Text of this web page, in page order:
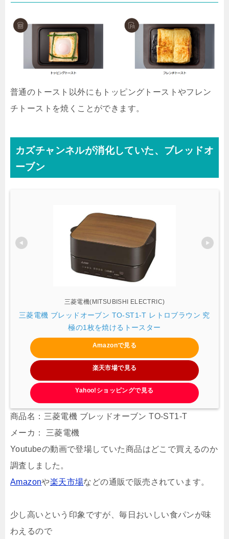
普通のトースト以外にもトッピングトーストやフレン
チトーストを焼くことができます。
カズチャンネルが消化していた、ブレッドオ
ーブン
三菱電機(MITSUBISHI ELECTRIC)
三菱電機 ブレッドオーブン TO-ST1-T レトロブラウン 究
極の1枚を焼けるトースター
Amazonで見る
楽天市場で見る
Yahoo!ショッピングで見る
商品名：三菱電機 ブレッドオーブン TO-ST1-T
メーカ： 三菱電機
Youtubeの動画で登場していた商品はどこで買えるのか
調査しました。
Amazonや楽天市場などの通販で販売されています。
少し高いという印象ですが、毎日おいしい食パンが味
わえるので